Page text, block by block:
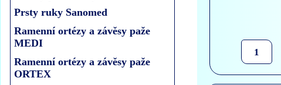
Prsty ruky Sanomed
Ramenní ortézy a závěsy paže
MEDI
Ramenní ortézy a závěsy paže
ORTEX